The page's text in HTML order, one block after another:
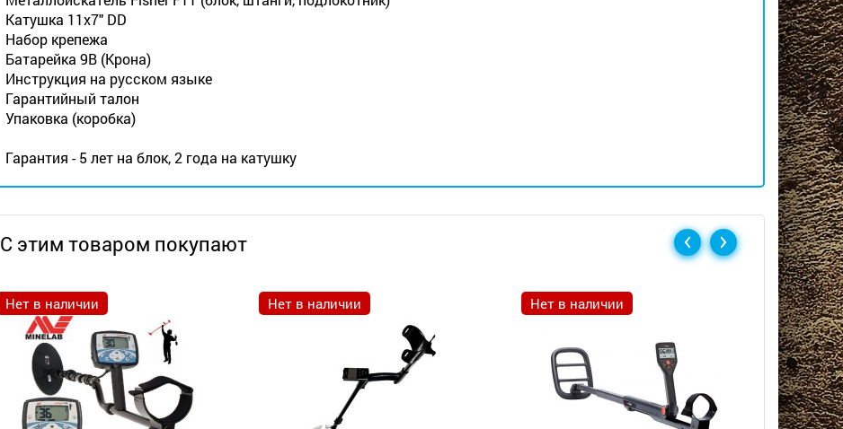
Катушка 11х7" DD
Набор крепежа
Батарейка 9В (Крона)
Инструкция на русском языке
Гарантийный талон
Упаковка (коробка)
Гарантия - 5 лет на блок, 2 года на катушку
С этим товаром покупают
Нет в наличии Нет в наличии Нет в наличии Нет в